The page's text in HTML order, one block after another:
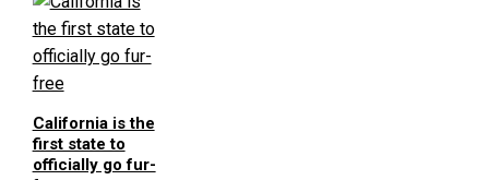
California is the
first state to
officially go fur-